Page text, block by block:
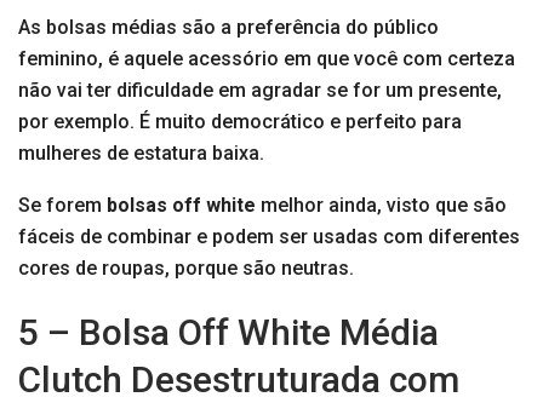
As bolsas médias são a preferência do público
feminino, é aquele acessório em que você com certeza
não vai ter dificuldade em agradar se for um presente,
por exemplo. É muito democrático e perfeito para
mulheres de estatura baixa.
Se forem bolsas off white melhor ainda, visto que são
fáceis de combinar e podem ser usadas com diferentes
cores de roupas, porque são neutras.
5 – Bolsa Off White Média
Clutch Desestruturada com